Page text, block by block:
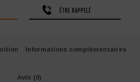
ÊTRE RAPPELÉ
Informations complémentaires
Avis (0)